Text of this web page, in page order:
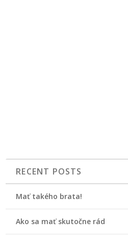
RECENT POSTS
Mať takého brata!
Ako sa mať skutočne rád